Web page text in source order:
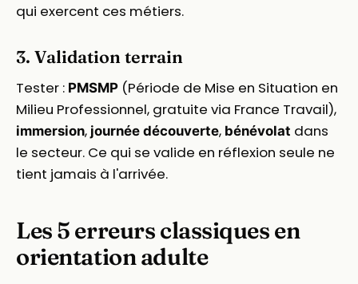
qui exercent ces métiers.
3. Validation terrain
Tester : PMSMP (Période de Mise en Situation en
Milieu Professionnel, gratuite via France Travail),
immersion, journée découverte, bénévolat dans
le secteur. Ce qui se valide en réflexion seule ne
tient jamais à l'arrivée.
Les 5 erreurs classiques en
orientation adulte